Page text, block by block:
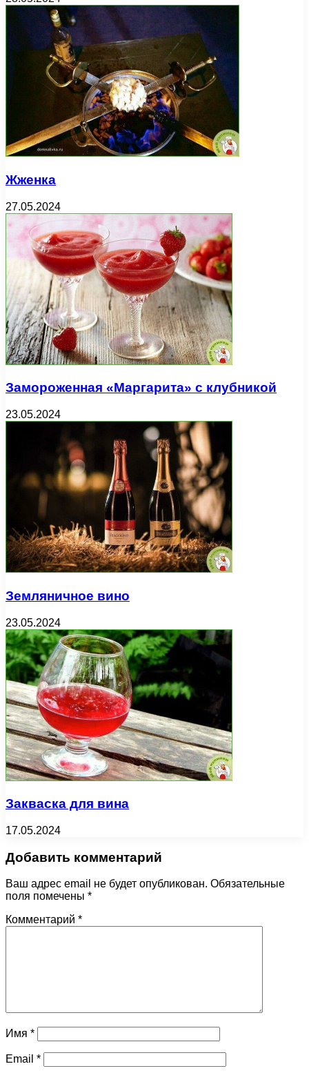
Жженка
27.05.2024
Замороженная «Маргарита» с клубникой
23.05.2024
Земляничное вино
23.05.2024
Закваска для вина
17.05.2024
Добавить комментарий
Ваш адрес email не будет опубликован. Обязательные
поля помечены *
Комментарий *
Имя *
Email *